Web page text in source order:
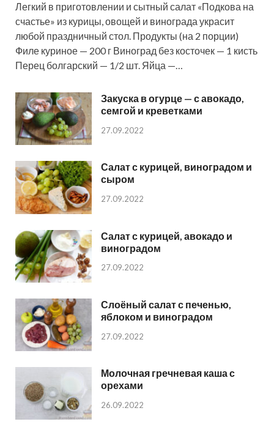
Легкий в приготовлении и сытный салат «Подкова на
счастье» из курицы, овощей и винограда украсит
любой праздничный стол. Продукты (на 2 порции)
Филе куриное — 200 г Виноград без косточек — 1 кисть
Перец болгарский — 1/2 шт. Яйца —…
Закуска в огурце — с авокадо,
семгой и креветками
27.09.2022
Салат с курицей, виноградом и
сыром
27.09.2022
Салат с курицей, авокадо и
виноградом
27.09.2022
Слоёный салат с печенью,
яблоком и виноградом
27.09.2022
Молочная гречневая каша с
орехами
26.09.2022